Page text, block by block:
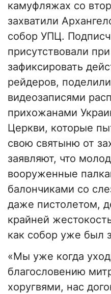
камуфляжах со
захватили
собор УПЦ.
присутствовали
зафиксировать
рейдеров,
видеозаписями
прихожанами
Церкви, которые
свою святыню от
заявляют, что
вооруженные
балончиками со
даже пистолетом,
крайней
как собор уже был
«Мы уже когда
благословению
хоругвями, нас